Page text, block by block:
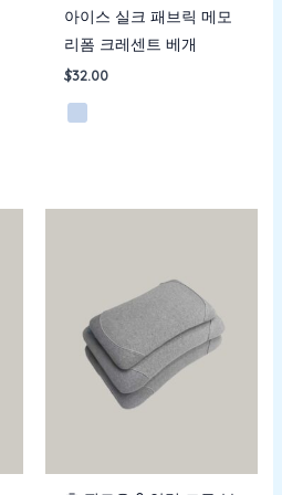
아이스 실크 패브릭 메모
리폼 크레센트 베개
$32.00
$37.00~$47.00